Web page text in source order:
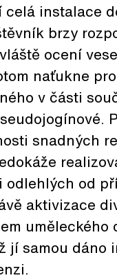
instalace
brzy
ocení
naťukne
v části
snadných
odlehlých od
aktivizace
jí samou